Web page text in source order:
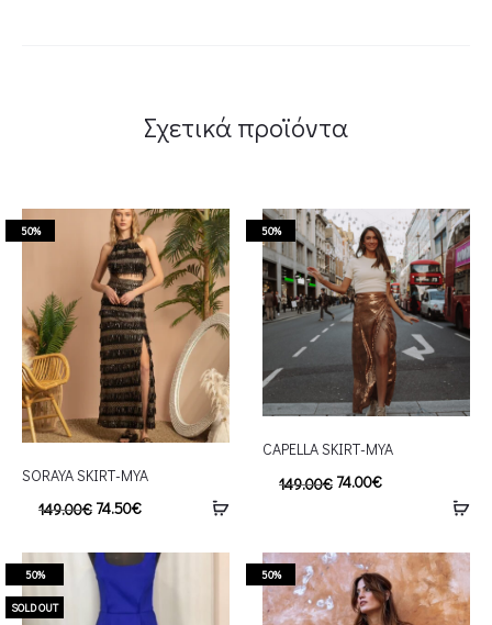
Σχετικά προϊόντα
50%
SORAYA SKIRT-MYA
149.00€ 74.50€
50%
CAPELLA SKIRT-MYA
149.00€ 74.00€
50%
SOLD OUT
50%